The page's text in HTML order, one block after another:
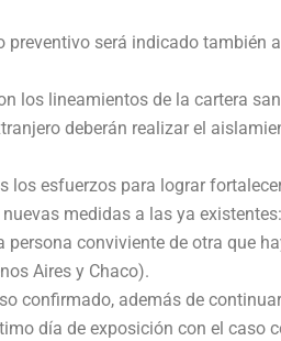
preventivo será indicado también a
los lineamientos de la cartera
deberán realizar el
esfuerzos para lograr
medidas a las ya existentes:
conviviente de otra que
Aires y Chaco).
confirmado, además de
día de exposición con el caso